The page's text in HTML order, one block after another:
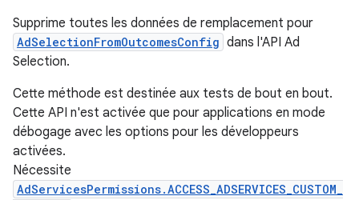
Supprime toutes les données de remplacement pour
AdSelectionFromOutcomesConfig dans l'API Ad
Selection.
Cette méthode est destinée aux tests de bout en bout.
Cette API n'est activée que pour applications en mode
débogage avec les options pour les développeurs
activées.
Nécessite
AdServicesPermissions.ACCESS_ADSERVICES_CUSTOM_